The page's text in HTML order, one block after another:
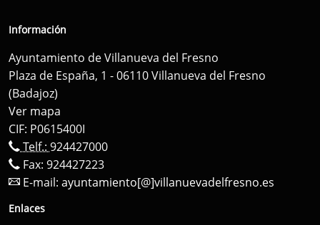
Información
Ayuntamiento de Villanueva del Fresno
Plaza de España, 1 - 06110 Villanueva del Fresno
(Badajoz)
Ver mapa
CIF: P0615400I
Telf.: 924427000
Fax: 924427223
E-mail: ayuntamiento[@]villanuevadelfresno.es
Enlaces